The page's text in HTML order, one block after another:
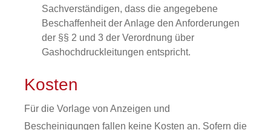
Sachverständigen, dass die angegebene
Beschaffenheit der Anlage den Anforderungen
der §§ 2 und 3 der Verordnung über
Gashochdruckleitungen entspricht.
Kosten
Für die Vorlage von Anzeigen und
Bescheinigungen fallen keine Kosten an. Sofern die